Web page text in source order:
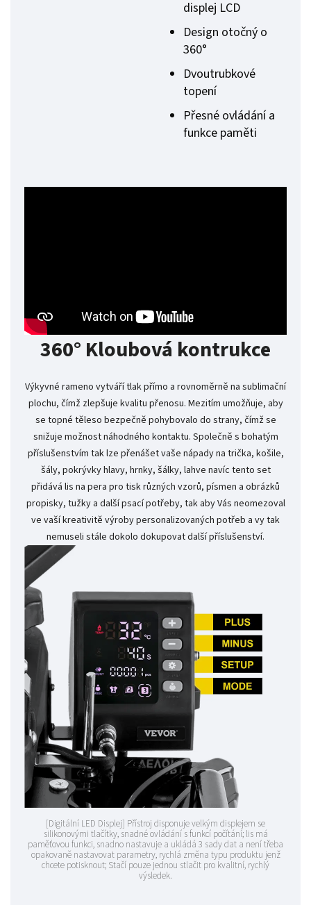
displej LCD
Design otočný o
360°
Dvoutrubkové
topení
Přesné ovládání a
funkce paměti
360° Kloubová kontrukce
Výkyvné rameno vytváří tlak přímo a rovnoměrně na sublimační
plochu, čímž zlepšuje kvalitu přenosu. Mezitím umožňuje, aby
se topné těleso bezpečně pohybovalo do strany, čímž se
snižuje možnost náhodného kontaktu. Společně s bohatým
příslušenstvím tak lze přenášet vaše nápady na trička, košile,
šály, pokrývky hlavy, hrnky, šálky, lahve navíc tento set
přidává lis na pera pro tisk různých vzorů, písmen a obrázků
propisky, tužky a další psací potřeby, tak aby Vás neomezoval
ve vaší kreativitě výroby personalizovaných potřeb a vy tak
nemuseli stále dokolo dokupovat další příslušenství.
[Digitální LED Displej] Přístroj disponuje velkým displejem se
silikonovými tlačítky, snadné ovládání s funkcí počítání; lis má
paměťovou funkci, snadno nastavuje a ukládá 3 sady dat a není třeba
opakovaně nastavovat parametry, rychlá změna typu produktu jenž
chcete potisknout; Stačí pouze jednou stlačit pro kvalitní, rychlý
výsledek.